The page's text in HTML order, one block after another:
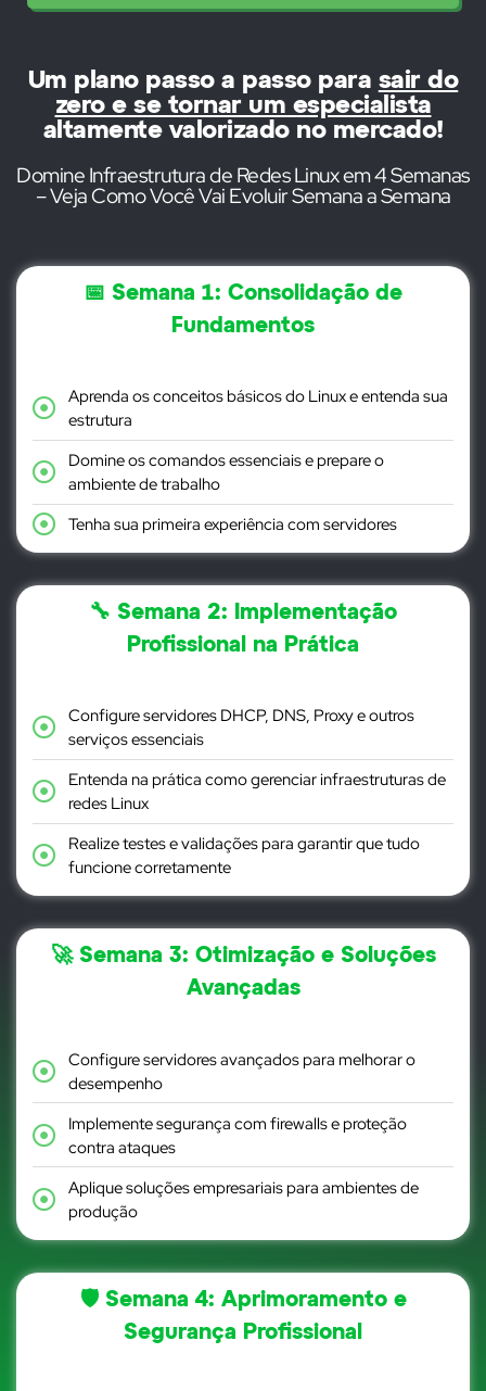
Um plano passo a passo para sair do
zero e se tornar um especialista
altamente valorizado no mercado!
Domine Infraestrutura de Redes Linux em 4 Semanas
– Veja Como Você Vai Evoluir Semana a Semana
📅 Semana 1: Consolidação de
Fundamentos
Aprenda os conceitos básicos do Linux e entenda sua
estrutura
Domine os comandos essenciais e prepare o
ambiente de trabalho
Tenha sua primeira experiência com servidores
🔧 Semana 2: Implementação
Profissional na Prática
Configure servidores DHCP, DNS, Proxy e outros
serviços essenciais
Entenda na prática como gerenciar infraestruturas de
redes Linux
Realize testes e validações para garantir que tudo
funcione corretamente
🚀 Semana 3: Otimização e Soluções
Avançadas
Configure servidores avançados para melhorar o
desempenho
Implemente segurança com firewalls e proteção
contra ataques
Aplique soluções empresariais para ambientes de
produção
🛡 Semana 4: Aprimoramento e
Segurança Profissional